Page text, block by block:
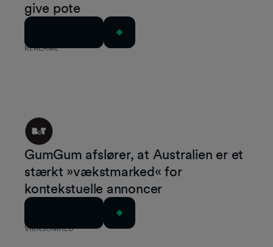
REKLAME
give pote
VIRKSOMHED
GumGum afslører, at Australien er et
stærkt »vækstmarked« for
kontekstuelle annoncer